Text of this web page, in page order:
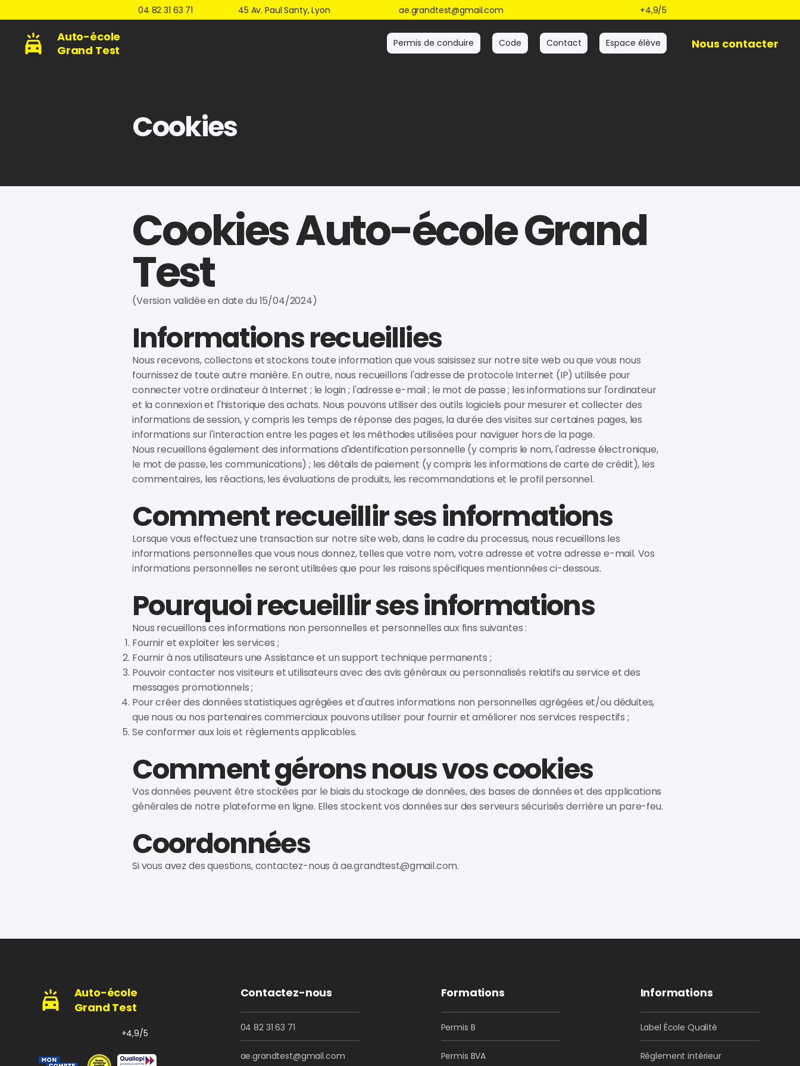
04 82 31 63 71 45 Av. Paul Santy, Lyon ae.grandtest@gmail.com +4,9/5
Auto-école
Grand Test
Permis de conduire Code Contact Espace élève Nous contacter
Cookies
Cookies Auto-école Grand
Test
(Version validée en date du 15/04/2024)
Informations recueillies
Nous recevons, collectons et stockons toute information que vous saisissez sur notre site web ou que vous nous
fournissez de toute autre manière. En outre, nous recueillons l'adresse de protocole Internet (IP) utilisée pour
connecter votre ordinateur à Internet ; le login ; l'adresse e-mail ; le mot de passe ; les informations sur l'ordinateur
et la connexion et l'historique des achats. Nous pouvons utiliser des outils logiciels pour mesurer et collecter des
informations de session, y compris les temps de réponse des pages, la durée des visites sur certaines pages, les
informations sur l'interaction entre les pages et les méthodes utilisées pour naviguer hors de la page.
Nous recueillons également des informations d'identification personnelle (y compris le nom, l'adresse électronique,
le mot de passe, les communications) ; les détails de paiement (y compris les informations de carte de crédit), les
commentaires, les réactions, les évaluations de produits, les recommandations et le profil personnel.
Comment recueillir ses informations
Lorsque vous effectuez une transaction sur notre site web, dans le cadre du processus, nous recueillons les
informations personnelles que vous nous donnez, telles que votre nom, votre adresse et votre adresse e-mail. Vos
informations personnelles ne seront utilisées que pour les raisons spécifiques mentionnées ci-dessous.
Pourquoi recueillir ses informations
Nous recueillons ces informations non personnelles et personnelles aux fins suivantes :
Fournir et exploiter les services ;
Fournir à nos utilisateurs une Assistance et un support technique permanents ;
Pouvoir contacter nos visiteurs et utilisateurs avec des avis généraux ou personnalisés relatifs au service et des
messages promotionnels ;
Pour créer des données statistiques agrégées et d'autres informations non personnelles agrégées et/ou déduites,
que nous ou nos partenaires commerciaux pouvons utiliser pour fournir et améliorer nos services respectifs ;
Se conformer aux lois et règlements applicables.
Comment gérons nous vos cookies
Vos données peuvent être stockées par le biais du stockage de données, des bases de données et des applications
générales de notre plateforme en ligne. Elles stockent vos données sur des serveurs sécurisés derrière un pare-feu.
Coordonnées
Si vous avez des questions, contactez-nous à ae.grandtest@gmail.com.
Auto-école
Grand Test
+4,9/5
Contactez-nous
04 82 31 63 71
ae.grandtest@gmail.com
Formations
Permis B
Permis BVA
Informations
Label École Qualité
Règlement intérieur